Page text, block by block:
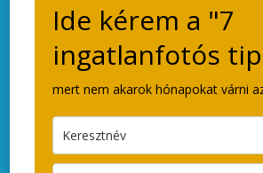
Ide kérem a "7
ingatlanfotós
mert nem akarok hónapokat várni